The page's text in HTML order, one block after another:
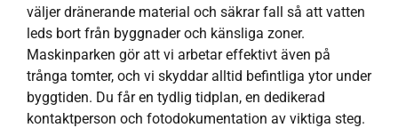
väljer dränerande material och säkrar fall så att vatten
leds bort från byggnader och känsliga zoner.
Maskinparken gör att vi arbetar effektivt även på
trånga tomter, och vi skyddar alltid befintliga ytor under
byggtiden. Du får en tydlig tidplan, en dedikerad
kontaktperson och fotodokumentation av viktiga steg.